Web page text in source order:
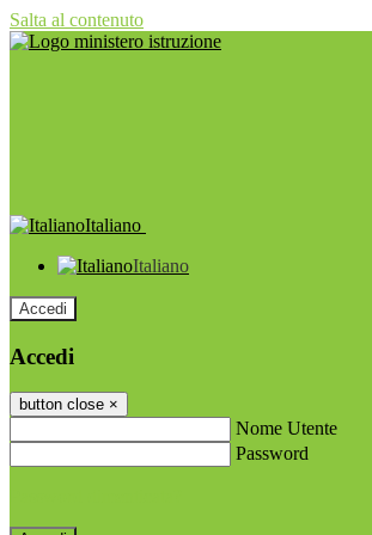
Salta al contenuto
Italiano
Italiano
Accedi
Accedi
button close ×
Nome Utente
Password